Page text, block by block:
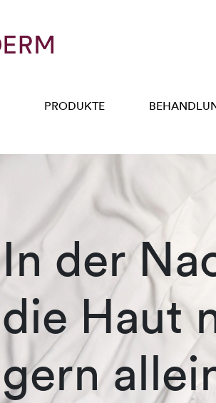
PRODUKTE
In der
die Haut
gern